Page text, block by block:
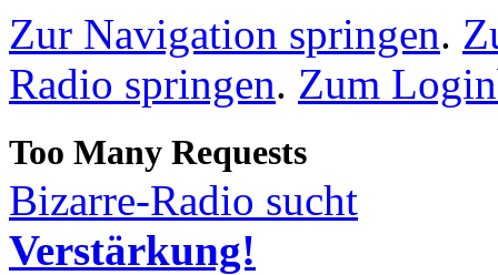
Zur Navigation springen.
Radio springen. Zum
Bizarre-Radio sucht
Verstärkung!